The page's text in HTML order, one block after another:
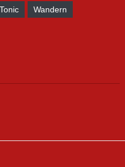
Tonic Wandern